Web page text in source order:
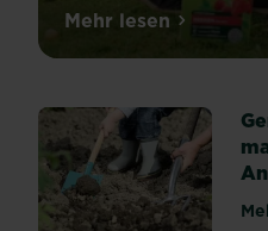
Unserere
Naturen®
enthalten
Zeolith
–
Mehr lesenüber Zeolith: